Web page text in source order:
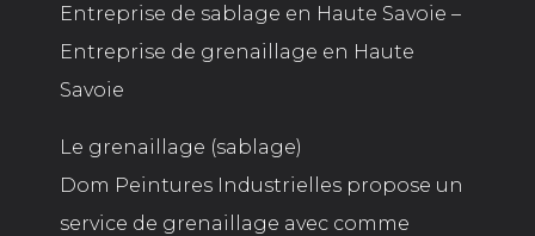
Entreprise de sablage en Haute Savoie –
Entreprise de grenaillage en Haute
Savoie
Le grenaillage (sablage)
Dom Peintures Industrielles propose un
service de grenaillage avec comme